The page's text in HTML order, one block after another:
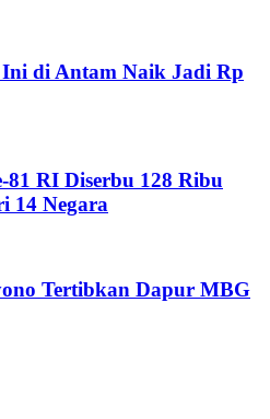
di Antam Naik Jadi Rp
RI Diserbu 128 Ribu
14 Negara
Tertibkan Dapur MBG